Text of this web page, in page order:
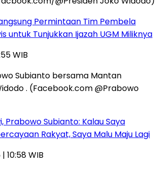
Permintaan Tim Pembela
untuk Tunjukkan Ijazah UGM Miliknya
WIB
Prabowo Subianto: Kalau Saya
Rakyat, Saya Malu Maju Lagi
10:58 WIB